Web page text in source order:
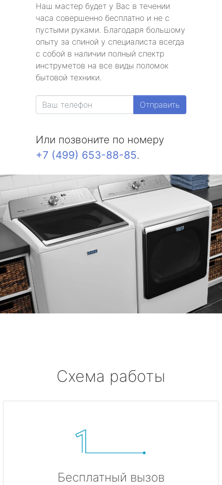
Наш мастер будет у Вас в течении
часа совершенно бесплатно и не с
пустыми руками. Благодаря большому
опыту за спиной у специалиста всегда
с собой в наличии полный спектр
инструметов на все виды поломок
бытовой техники.
Отправить
Или позвоните по номеру
+7 (499) 653-88-85.
Схема работы
Бесплатный вызов